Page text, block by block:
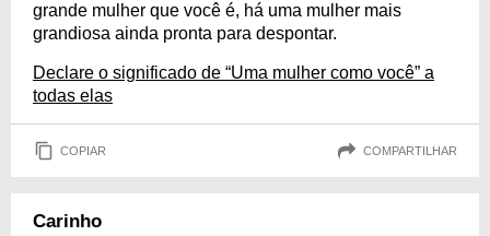
grande mulher que você é, há uma mulher mais
grandiosa ainda pronta para despontar.
Declare o significado de “Uma mulher como você” a
todas elas
COPIAR COMPARTILHAR
Carinho